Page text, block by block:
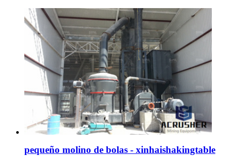
pequeño molino de bolas - xinhaishakingtable